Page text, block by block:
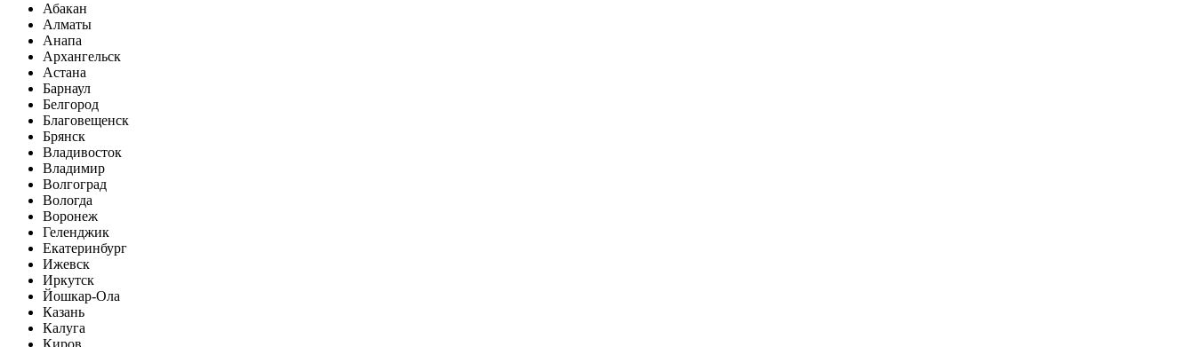
Абакан
Алматы
Анапа
Архангельск
Астана
Барнаул
Белгород
Благовещенск
Брянск
Владивосток
Владимир
Волгоград
Вологда
Воронеж
Геленджик
Екатеринбург
Ижевск
Иркутск
Йошкар-Ола
Казань
Калуга
Киров